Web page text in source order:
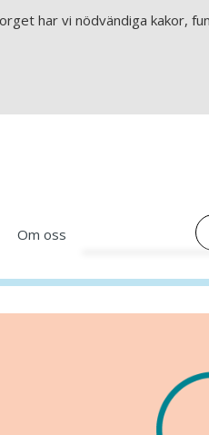
har vi nödvändiga kakor,
Om oss